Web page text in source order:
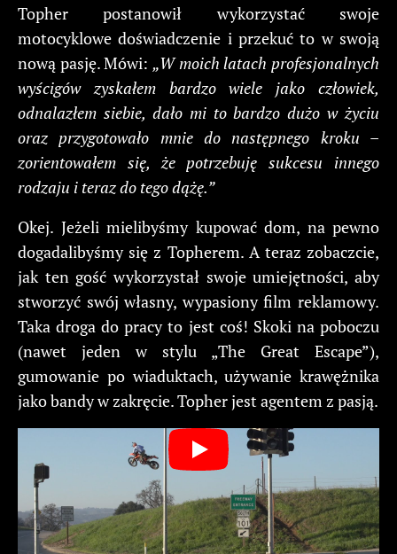
Topher postanowił wykorzystać swoje
motocyklowe doświadczenie i przekuć to w swoją
nową pasję. Mówi: „W moich latach profesjonalnych
wyścigów zyskałem bardzo wiele jako człowiek,
odnalazłem siebie, dało mi to bardzo dużo w życiu
oraz przygotowało mnie do następnego kroku –
zorientowałem się, że potrzebuję sukcesu innego
rodzaju i teraz do tego dążę.”
Okej. Jeżeli mielibyśmy kupować dom, na pewno
dogadalibyśmy się z Topherem. A teraz zobaczcie,
jak ten gość wykorzystał swoje umiejętności, aby
stworzyć swój własny, wypasiony film reklamowy.
Taka droga do pracy to jest coś! Skoki na poboczu
(nawet jeden w stylu „The Great Escape”),
gumowanie po wiaduktach, używanie krawężnika
jako bandy w zakręcie. Topher jest agentem z pasją.